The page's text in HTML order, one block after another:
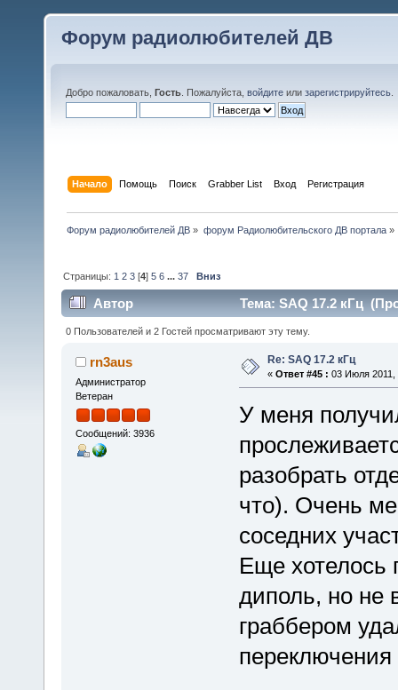
Форум радиолюбителей ДВ
Добро пожаловать, Гость . Пожалуйста, войдите или зарегистрируйтесь
Начало Помощь Поиск Grabber List Вход Регистрация
Форум радиолюбителей ДВ » форум Радиолюбительского ДВ портала»
Страницы: 1 2 3 [4]5 6 ...37 Вниз
Автор Тема: SAQ 17.2 кГц
0 Пользователей и 2 Гостей просматривают эту тему.
rn3aus
Администратор
Ветеран
Сообщений: 3936
Re: SAQ 17.2 кГц
« Ответ #45 : 03 Июля 2011,
У меня
разобрать
что). Очень
соседних
Еще хотелось
диполь, но не
граббером